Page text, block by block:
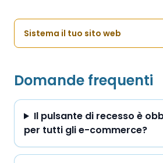
Sistema il tuo sito web
Domande frequenti
Il pulsante di recesso è
per tutti gli e-commerce?